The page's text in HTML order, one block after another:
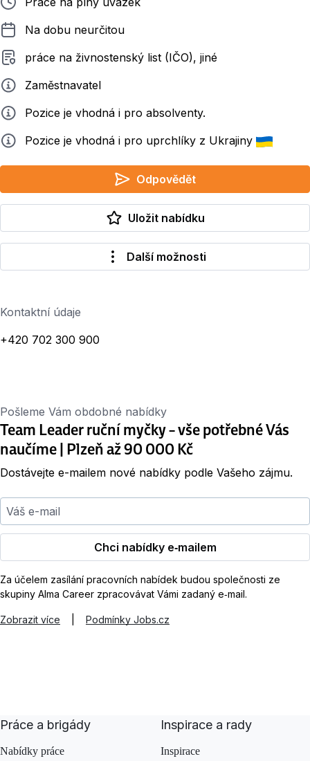
Délka pracovního poměru
Na dobu neurčitou
Typ smluvního vztahu
práce na živnostenský list (IČO), jiné
ZadavatelZaměstnavatel
Info Pozice je vhodná i pro absolventy.
Info Pozice je vhodná i pro uprchlíky z Ukrajiny
Odpovědět
Uložit nabídku
Další možnosti
Kontaktní údaje
+420 702 300 900
Pošleme Vám obdobné nabídky
Team Leader ruční myčky – vše potřebné Vás
naučíme | Plzeň až 90 000 Kč
Dostávejte e-mailem nové nabídky podle Vašeho zájmu.
Váš e-mail
Chci nabídky e‑mailem
Za účelem zasílání pracovních nabídek budou společnosti ze
skupiny Alma Career zpracovávat Vámi zadaný e‑mail.
Zobrazit více Podmínky Jobs.cz
Práce a brigády
Nabídky práce
Inspirace a rady
Inspirace